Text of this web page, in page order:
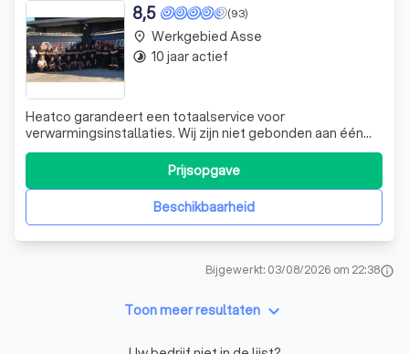
(93)
8,5
Heatco garandeert een totaalservice voor
verwarmingsinstallaties. Wij zijn niet gebonden aan één
type van verwarmingsinstallatie, waardoor we in alle
vrijheid de meest aangewezen verwarmingsinstallatie
kunnen adviseren. Dankzij onze inbedding in de
overkoepelende Bumaco Group beschikken we over een
Beschikbaarheid
Prijsopgave
place Werkgebied Asse
timelapse 10 jaar actief
Bijgewerkt: 03/08/2026 om 22:38info
Toon meer resultaten keyboard_arrow_down